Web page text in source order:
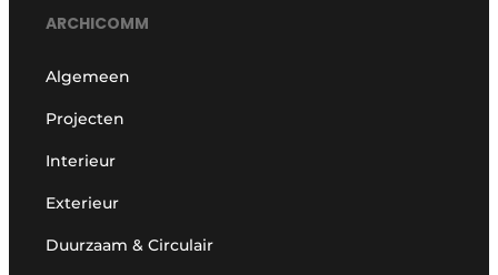
ARCHICOMM
Algemeen
Projecten
Interieur
Exterieur
Duurzaam & Circulair